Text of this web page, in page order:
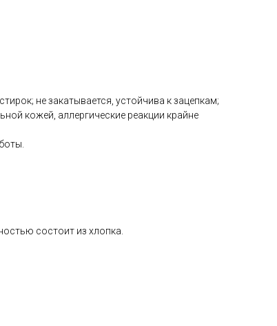
не закатывается, устойчива к зацепкам;
кожей, аллергические реакции крайне
состоит из хлопка.